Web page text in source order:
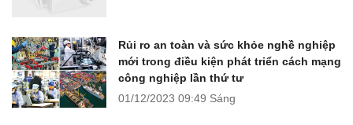
Rủi ro an toàn và sức khỏe nghề nghiệp
mới trong điều kiện phát triển cách mạng
công nghiệp lần thứ tư
01/12/2023 09:49 Sáng